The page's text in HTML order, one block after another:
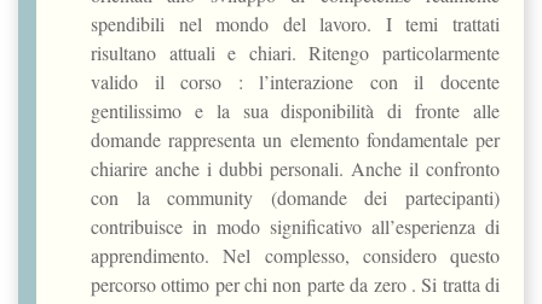
spendibili nel mondo del lavoro. I temi trattati
risultano attuali e chiari. Ritengo particolarmente
valido il corso : l’interazione con il docente
gentilissimo e la sua disponibilità di fronte alle
domande rappresenta un elemento fondamentale per
chiarire anche i dubbi personali. Anche il confronto
con la community (domande dei partecipanti)
contribuisce in modo significativo all’esperienza di
apprendimento. Nel complesso, considero questo
percorso ottimo per chi non parte da zero . Si tratta di